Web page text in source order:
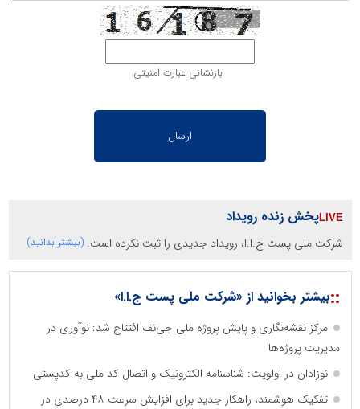
بازنشانی عبارت امنیتی
پخش زنده رویداد
شرکت ملی پست ج.ا.ا، رویداد جدیدی را ثبت نکرده است. (بیشتر بدانید)
::بیشتر بخوانید از «شرکت ملی پست ج.ا.ا»
مرکز نقشه‌نگاری و پایش پروژه ملی جی‌نف افتتاح شد: نوآوری در
مدیریت پروژه‌ها
نوزادان در اولویت: شناسنامه الکترونیک و اتصال کد ملی به کدپستی
تفکیک هوشمند، راهکار جدید برای افزایش سرعت ۴۸ درصدی در